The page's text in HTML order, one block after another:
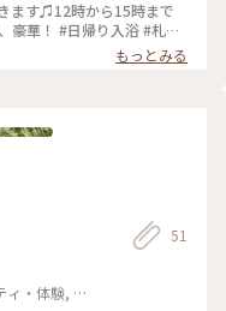
ます♫12時から15時まで
豪華！ #日帰り入浴 #札幌
もっとみる
ィ・体験, 名
51